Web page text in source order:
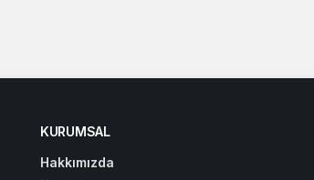
KURUMSAL
Hakkımızda